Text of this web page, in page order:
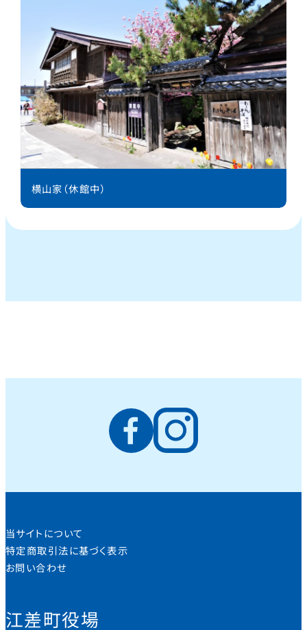
横山家（休館中）
江差町役場
当サイトについて
特定商取引法に基づく表示
お問い合わせ